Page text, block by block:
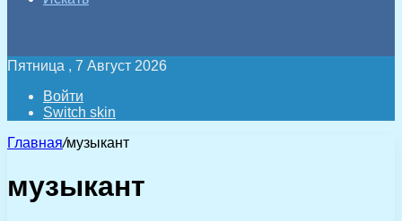
Пятница , 7 Август 2026
Войти
Switch skin
Главная/музыкант
музыкант